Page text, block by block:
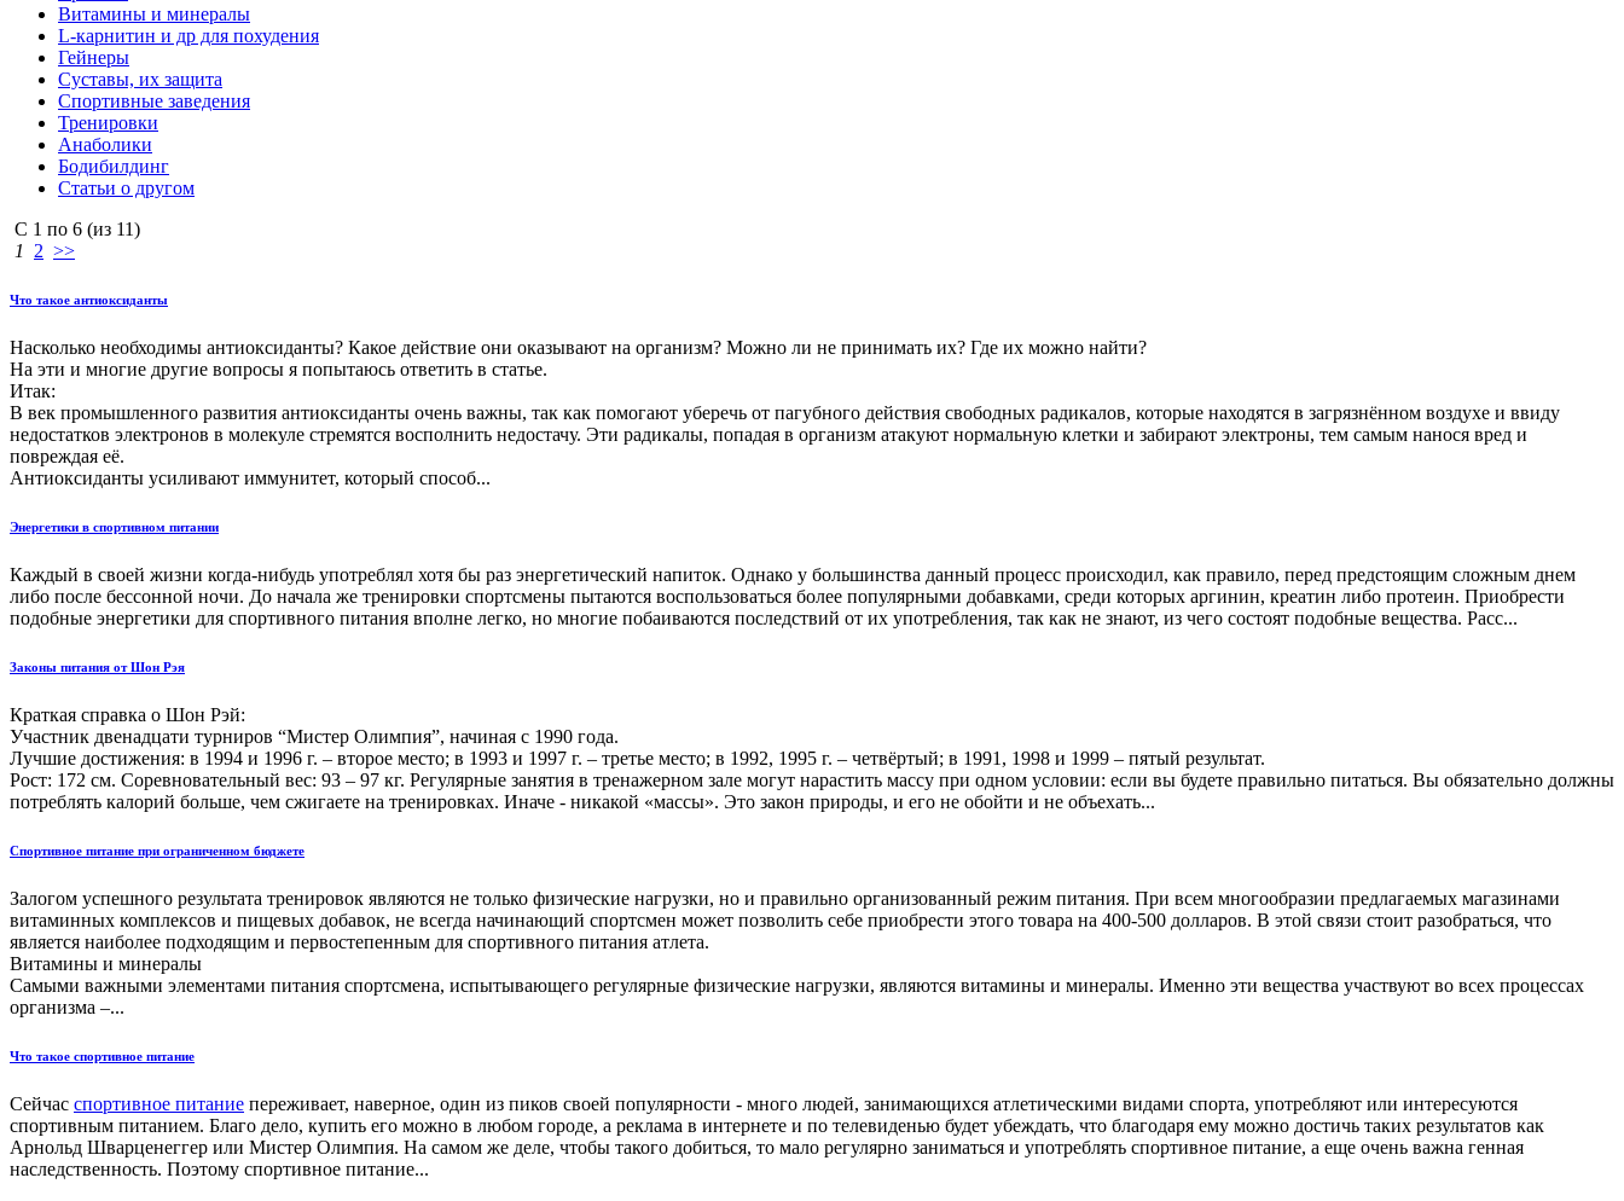
Витамины и минералы
L-карнитин и др для похудения
Гейнеры
Суставы, их защита
Спортивные заведения
Тренировки
Анаболики
Бодибилдинг
Статьи о другом
С 1 по 6 (из 11)
1 2 >>
Что такое антиоксиданты
Насколько необходимы антиоксиданты? Какое действие они оказывают на организм? Можно ли не принимать их? Где их можно найти?
На эти и многие другие вопросы я попытаюсь ответить в статье.
Итак:
В век промышленного развития антиоксиданты очень важны, так как помогают уберечь от пагубного действия свободных радикалов, которые находятся в загрязнённом воздухе и ввиду
недостатков электронов в молекуле стремятся восполнить недостачу. Эти радикалы, попадая в организм атакуют нормальную клетки и забирают электроны, тем самым нанося вред и
повреждая её.
Антиоксиданты усиливают иммунитет, который способ...
Энергетики в спортивном питании
Каждый в своей жизни когда-нибудь употреблял хотя бы раз энергетический напиток. Однако у большинства данный процесс происходил, как правило, перед предстоящим сложным днем
либо после бессонной ночи. До начала же тренировки спортсмены пытаются воспользоваться более популярными добавками, среди которых аргинин, креатин либо протеин. Приобрести
подобные энергетики для спортивного питания вполне легко, но многие побаиваются последствий от их употребления, так как не знают, из чего состоят подобные вещества. Расс...
Законы питания от Шон Рэя
Краткая справка о Шон Рэй:
Участник двенадцати турниров “Мистер Олимпия”, начиная с 1990 года.
Лучшие достижения: в 1994 и 1996 г. – второе место; в 1993 и 1997 г. – третье место; в 1992, 1995 г. – четвёртый; в 1991, 1998 и 1999 – пятый результат.
Рост: 172 см. Соревновательный вес: 93 – 97 кг. Регулярные занятия в тренажерном зале могут нарастить массу при одном условии: если вы будете правильно питаться. Вы обязательно должны
потреблять калорий больше, чем сжигаете на тренировках. Иначе - никакой «массы». Это закон природы, и его не обойти и не объехать...
Спортивное питание при ограниченном бюджете
Залогом успешного результата тренировок являются не только физические нагрузки, но и правильно организованный режим питания. При всем многообразии предлагаемых магазинами
витаминных комплексов и пищевых добавок, не всегда начинающий спортсмен может позволить себе приобрести этого товара на 400-500 долларов. В этой связи стоит разобраться, что
является наиболее подходящим и первостепенным для спортивного питания атлета.
Витамины и минералы
Самыми важными элементами питания спортсмена, испытывающего регулярные физические нагрузки, являются витамины и минералы. Именно эти вещества участвуют во всех процессах
организма –...
Что такое спортивное питание
Сейчас спортивное питание переживает, наверное, один из пиков своей популярности - много людей, занимающихся атлетическими видами спорта, употребляют или интересуются
спортивным питанием. Благо дело, купить его можно в любом городе, а реклама в интернете и по телевиденью будет убеждать, что благодаря ему можно достичь таких результатов как
Арнольд Шварценеггер или Мистер Олимпия. На самом же деле, чтобы такого добиться, то мало регулярно заниматься и употреблять спортивное питание, а еще очень важна генная
наследственность. Поэтому спортивное питание...